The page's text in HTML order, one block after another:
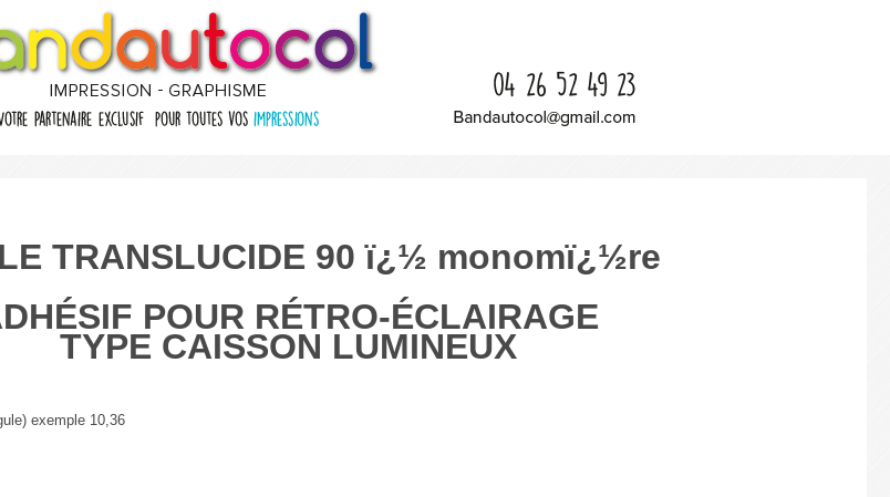
TRANSLUCIDE 90ï¿½ monomï¿½re
POUR RÉTRO-ÉCLAIRAGE
TYPE CAISSON LUMINEUX
exemple 10,36